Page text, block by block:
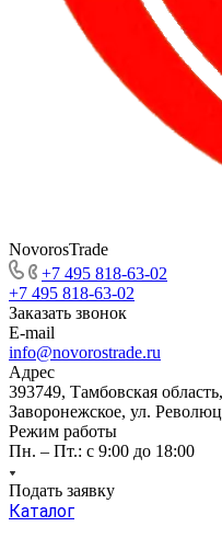
NovorosTrade
+7 495 818-63-02
+7 495 818-63-02
Заказать звонок
E-mail
info@novorostrade.ru
Адрес
393749, Тамбовская
Заворонежское, ул.
Режим работы
Пн. – Пт.: с 9:00 до 18:00
Подать заявку
Каталог